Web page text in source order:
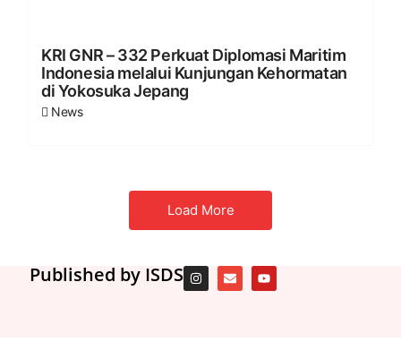
KRI GNR – 332 Perkuat Diplomasi Maritim
Indonesia melalui Kunjungan Kehormatan
di Yokosuka Jepang
News
Load More
Published by ISDS